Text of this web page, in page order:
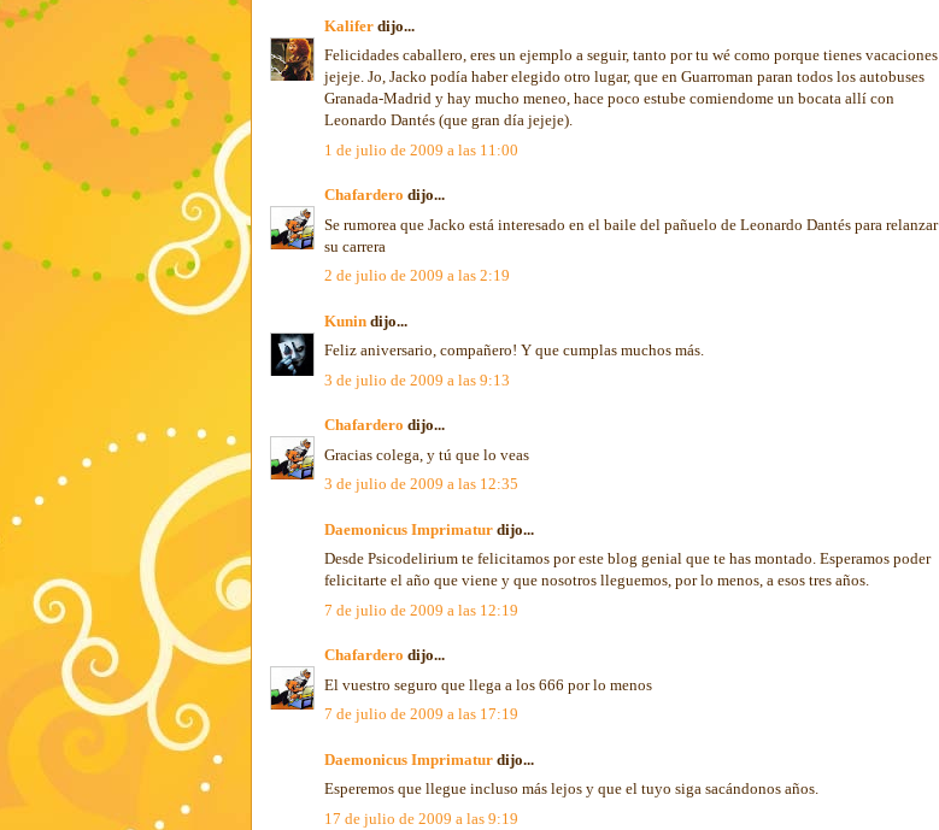
Kalifer dijo...
Felicidades caballero, eres un ejemplo a seguir, tanto por tu wé como porque tienes vacaciones
jejeje. Jo, Jacko podía haber elegido otro lugar, que en Guarroman paran todos los autobuses
Granada-Madrid y hay mucho meneo, hace poco estube comiendome un bocata allí con
Leonardo Dantés (que gran día jejeje).
1 de julio de 2009 a las 11:00
Chafardero dijo...
Se rumorea que Jacko está interesado en el baile del pañuelo de Leonardo Dantés para relanzar
su carrera
2 de julio de 2009 a las 2:19
Kunin dijo...
Feliz aniversario, compañero! Y que cumplas muchos más.
3 de julio de 2009 a las 9:13
Chafardero dijo...
Gracias colega, y tú que lo veas
3 de julio de 2009 a las 12:35
Daemonicus Imprimatur dijo...
Desde Psicodelirium te felicitamos por este blog genial que te has montado. Esperamos poder
felicitarte el año que viene y que nosotros lleguemos, por lo menos, a esos tres años.
7 de julio de 2009 a las 12:19
Chafardero dijo...
El vuestro seguro que llega a los 666 por lo menos
7 de julio de 2009 a las 17:19
Daemonicus Imprimatur dijo...
Esperemos que llegue incluso más lejos y que el tuyo siga sacándonos años.
17 de julio de 2009 a las 9:19